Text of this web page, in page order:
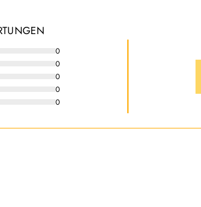
0
0
0
0
0